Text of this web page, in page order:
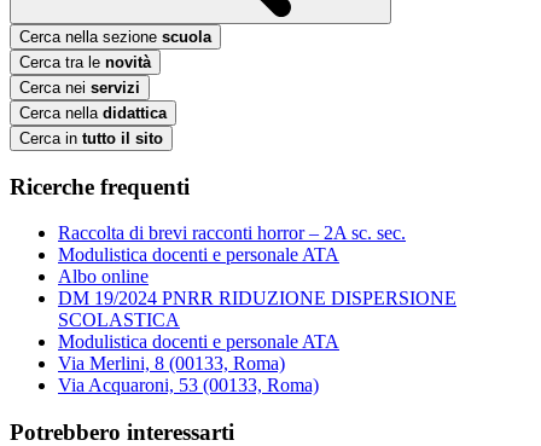
Cerca nella sezione scuola
Cerca tra le novità
Cerca nei servizi
Cerca nella didattica
Cerca in tutto il sito
Ricerche frequenti
Raccolta di brevi racconti horror – 2A sc. sec.
Modulistica docenti e personale ATA
Albo online
DM 19/2024 PNRR RIDUZIONE DISPERSIONE
SCOLASTICA
Modulistica docenti e personale ATA
Via Merlini, 8 (00133, Roma)
Via Acquaroni, 53 (00133, Roma)
Potrebbero interessarti